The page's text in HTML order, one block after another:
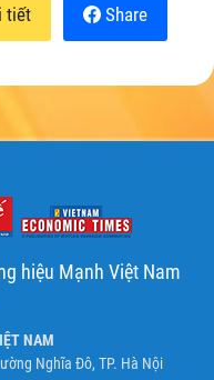
tiết Share
hiệu Mạnh Việt Nam
NAM
Nghĩa Đô, TP. Hà Nội